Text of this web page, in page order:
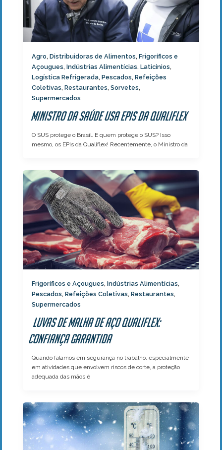
Agro, Distribuidoras de Alimentos, Frigoríficos e
Açougues, Indústrias Alimentícias, Laticínios,
Logística Refrigerada, Pescados, Refeições
Coletivas, Restaurantes, Sorvetes,
Supermercados
Ministro da Saúde usa EPIs da Qualiflex
O SUS protege o Brasil. E quem protege o SUS? Isso
mesmo, os EPIs da Qualiflex! Recentemente, o Ministro da
Frigoríficos e Açougues, Indústrias Alimentícias,
Pescados, Refeições Coletivas, Restaurantes,
Supermercados
Luvas de Malha de Aço Qualiflex:
Confiança Garantida
Quando falamos em segurança no trabalho, especialmente
em atividades que envolvem riscos de corte, a proteção
adequada das mãos é